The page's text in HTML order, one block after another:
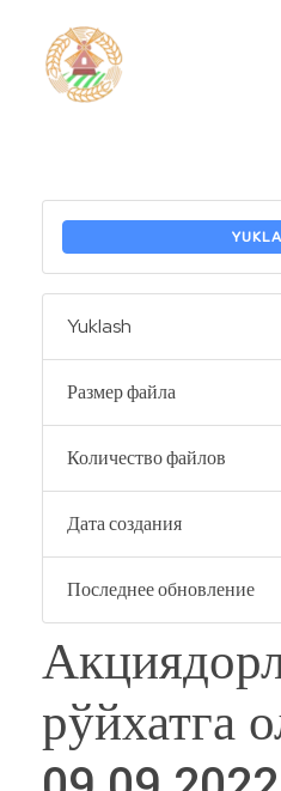
Yuklash
Размер файла
Количество файлов
Дата создания
Последнее обновление
рўйхатга